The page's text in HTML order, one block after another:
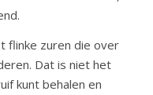
flinke zuren die over
Dat is niet het
kunt behalen en